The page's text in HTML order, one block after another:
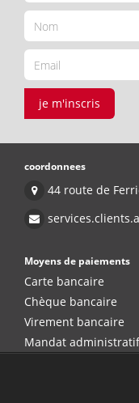
je m'inscris
coordonnees
44 route de
Moyens de paiements
Carte bancaire
Chèque bancaire
Virement bancaire
Mandat administratif